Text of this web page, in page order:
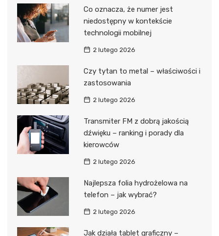
Co oznacza, że numer jest
niedostępny w kontekście
technologii mobilnej
2 lutego 2026
Czy tytan to metal – właściwości i
zastosowania
2 lutego 2026
Transmiter FM z dobrą jakością
dźwięku – ranking i porady dla
kierowców
2 lutego 2026
Najlepsza folia hydrożelowa na
telefon – jak wybrać?
2 lutego 2026
Jak działa tablet graficzny –